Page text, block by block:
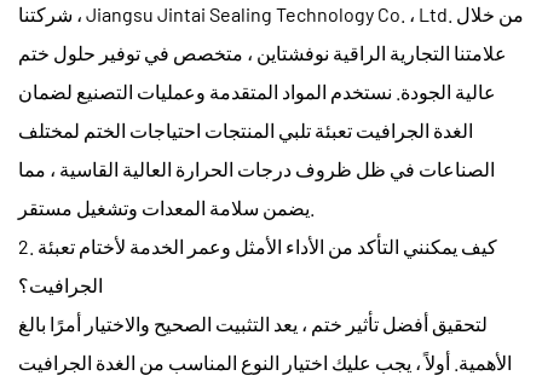
شركتنا ، Jiangsu Jintai Sealing Technology Co. ، Ltd. من خلال
علامتنا التجارية الراقية نوفشتاين ، متخصص في توفير حلول ختم
عالية الجودة. نستخدم المواد المتقدمة وعمليات التصنيع لضمان
الغدة الجرافيت تعبئة تلبي المنتجات احتياجات الختم لمختلف
الصناعات في ظل ظروف درجات الحرارة العالية القاسية ، مما
2. كيف يمكنني التأكد من الأداء الأمثل وعمر الخدمة لأختام تعبئة
الجرافيت؟
لتحقيق أفضل تأثير ختم ، يعد التثبيت الصحيح والاختيار أمرًا بالغ
الأهمية. أولاً ، يجب عليك اختيار النوع المناسب من الغدة الجرافيت